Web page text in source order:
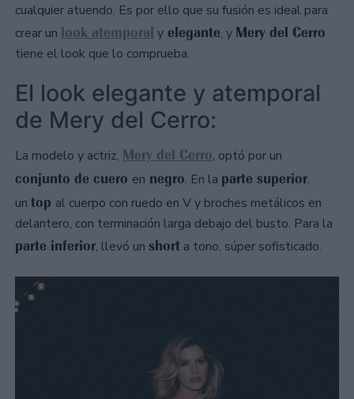
cualquier atuendo. Es por ello que su fusión es ideal para
crear un look atemporal y elegante, y Mery del Cerro
tiene el look que lo comprueba.
El look elegante y atemporal
de Mery del Cerro:
La modelo y actriz, Mery del Cerro, optó por un
conjunto de cuero en negro. En la parte superior,
un top al cuerpo con ruedo en V y broches metálicos en
delantero, con terminación larga debajo del busto. Para la
parte inferior, llevó un short a tono, súper sofisticado.